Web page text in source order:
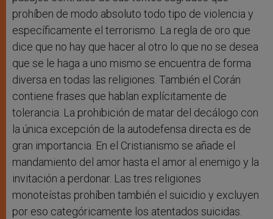
prohíben de modo absoluto todo tipo de violencia y
específicamente el terrorismo. La regla de oro que
dice que no hay que hacer al otro lo que no se desea
que se le haga a uno mismo se encuentra de forma
diversa en todas las religiones. También el Corán
contiene frases que hablan explícitamente de
tolerancia. La prohibición de matar del decálogo con
la única excepción de la autodefensa directa es de
gran importancia. En el Cristianismo se añade el
mandamiento del amor hasta el amor al enemigo y la
invitación a perdonar. Las tres religiones
monoteístas prohíben también el suicidio y excluyen
por eso categóricamente los atentados suicidas.